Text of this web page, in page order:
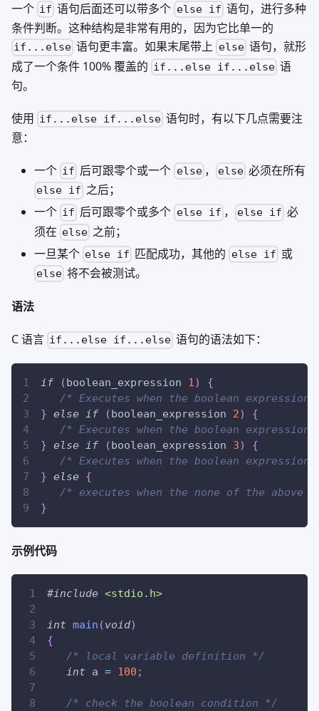
一个 if 语句后面还可以带多个 else if 语句，进行多种
条件判断。这种结构是非常有用的，因为它比单一的
if...else 语句更丰富。如果末尾带上 else 语句，就形
成了一个条件 100% 覆盖的 if...else if...else 语
句。
使用 if...else if...else 语句时，有以下几点需要注
意：
一个 if 后可跟零个或一个 else ， else 必须在所有
else if 之后；
一个 if 后可跟零个或多个 else if ， else if 必
须在 else 之前；
一旦某个 else if 匹配成功，其他的 else if 或
else 将不会被测试。
语法
C 语言 if...else if...else 语句的语法如下：
if ( boolean_expression 1)
{
/* Executes when the boolean
} else if ( boolean_expression 2)
{
/* Executes when the boolean
} else if ( boolean_expression 3)
{
/* Executes when the boolean
} else {
/* executes when the none of the
}
示例代码
#include <stdio.h>
int main (void)
{
/* local variable definition */
int a = 100 ;
/* check the boolean condition */